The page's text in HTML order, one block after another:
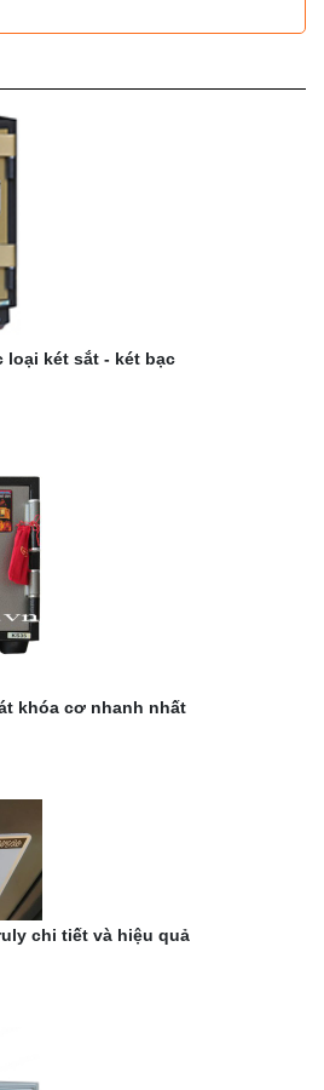
loại két sắt - két bạc
khóa cơ nhanh nhất
chi tiết và hiệu quả